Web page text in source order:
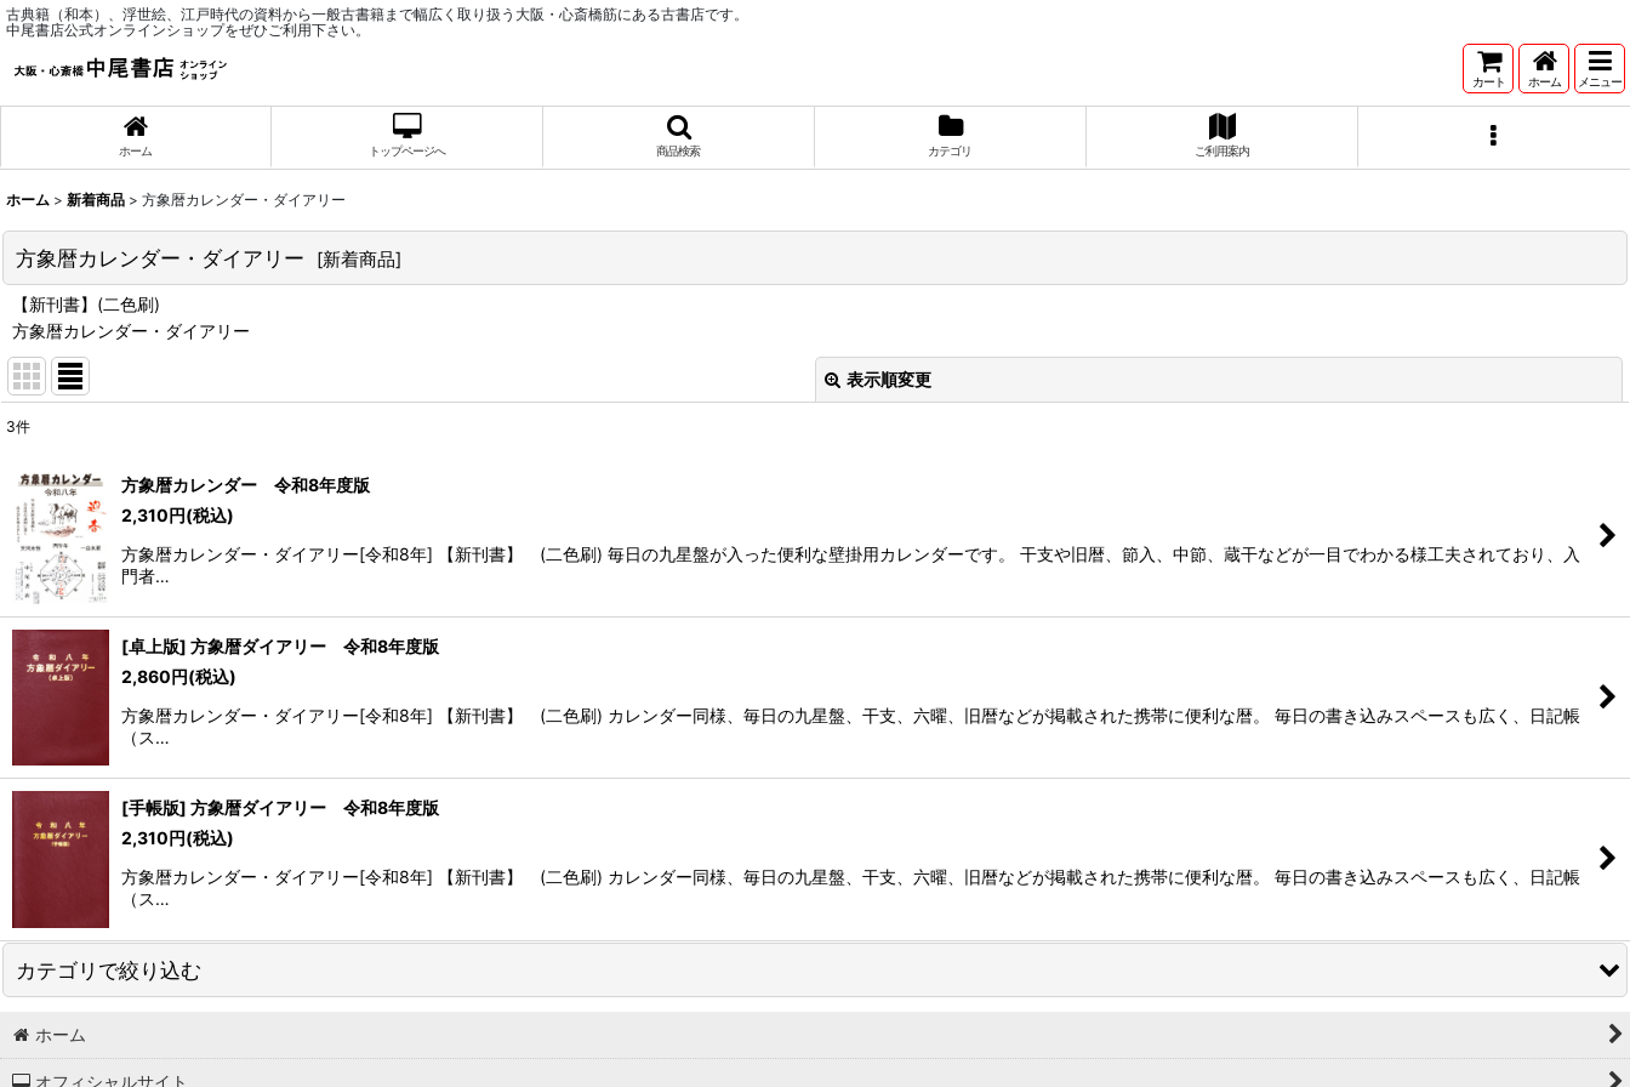
古典籍（和本）、浮世絵、江戸時代の資料から一般古書籍まで幅広く取り扱う大阪・心斎橋筋にある古書店です。
中尾書店公式オンラインショップをぜひご利用下さい。
カート ホーム メニュー
ホーム トップページへ 商品検索 カテゴリ ご利用案内
ホーム > 新着商品 > 方象暦カレンダー・ダイアリー
方象暦カレンダー・ダイアリー [新着商品]
【新刊書】(二色刷)
方象暦カレンダー・ダイアリー
表示順変更
表示数:
並び順:
3件
方象暦カレンダー 令和8年度版
2,310円(税込)
方象暦カレンダー・ダイアリー[令和8年] 【新刊書】 (二色刷) 毎日の九星盤が入った便利な壁掛用カレンダーです。 干支や旧暦、節入、中節、蔵干などが一目でわかる様工夫されており、入
門者…
[卓上版] 方象暦ダイアリー 令和8年度版
2,860円(税込)
方象暦カレンダー・ダイアリー[令和8年] 【新刊書】 (二色刷) カレンダー同様、毎日の九星盤、干支、六曜、旧暦などが掲載された携帯に便利な暦。 毎日の書き込みスペースも広く、日記帳
（ス…
[手帳版] 方象暦ダイアリー 令和8年度版
2,310円(税込)
方象暦カレンダー・ダイアリー[令和8年] 【新刊書】 (二色刷) カレンダー同様、毎日の九星盤、干支、六曜、旧暦などが掲載された携帯に便利な暦。 毎日の書き込みスペースも広く、日記帳
（ス…
カテゴリで絞り込む
方象暦カレンダー・ダイアリー (全商品)
ホーム
オフィシャルサイト